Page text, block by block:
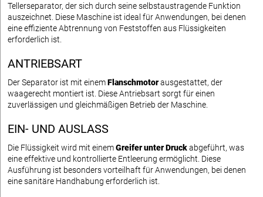
Tellerseparator, der sich durch seine selbstaustragende Funktion
auszeichnet. Diese Maschine ist ideal für Anwendungen, bei denen
eine effiziente Abtrennung von Feststoffen aus Flüssigkeiten
erforderlich ist.
ANTRIEBSART
Der Separator ist mit einemFlanschmotorausgestattet, der
waagerecht montiert ist. Diese Antriebsart sorgt für einen
zuverlässigen und gleichmäßigen Betrieb der Maschine.
EIN- UND AUSLASS
Die Flüssigkeit wird mit einemGreifer unter Druckabgeführt, was
eine effektive und kontrollierte Entleerung ermöglicht. Diese
Ausführung ist besonders vorteilhaft für Anwendungen, bei denen
eine sanitäre Handhabung erforderlich ist.